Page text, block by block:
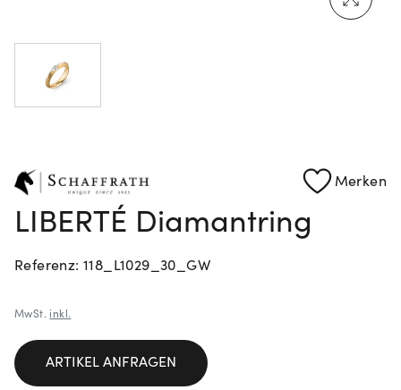
Merken
LIBERTÉ Diamantring
Referenz: 118_L1029_30_GW
MwSt. inkl.
ARTIKEL ANFRAGEN